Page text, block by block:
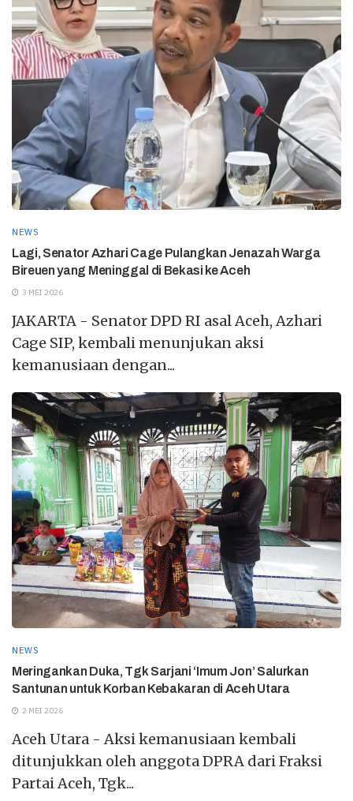
NEWS
Lagi, Senator Azhari Cage Pulangkan Jenazah Warga
Bireuen yang Meninggal di Bekasi ke Aceh
3 MEI 2026
JAKARTA - Senator DPD RI asal Aceh, Azhari
Cage SIP, kembali menunjukan aksi
kemanusiaan dengan...
NEWS
Meringankan Duka, Tgk Sarjani ‘Imum Jon’ Salurkan
Santunan untuk Korban Kebakaran di Aceh Utara
2 MEI 2026
Aceh Utara - Aksi kemanusiaan kembali
ditunjukkan oleh anggota DPRA dari Fraksi
Partai Aceh, Tgk...